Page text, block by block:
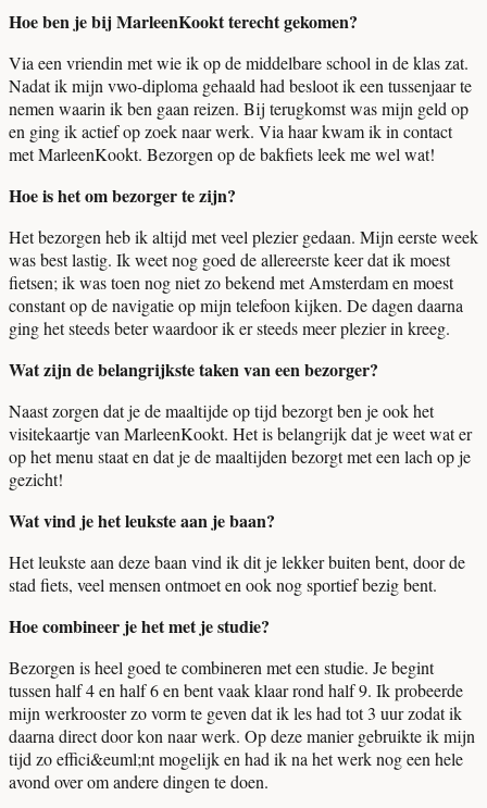
Hoe ben je bij MarleenKookt terecht gekomen?
Via een vriendin met wie ik op de middelbare school in de klas zat.
Nadat ik mijn vwo-diploma gehaald had besloot ik een tussenjaar te
nemen waarin ik ben gaan reizen. Bij terugkomst was mijn geld op
en ging ik actief op zoek naar werk. Via haar kwam ik in contact
met MarleenKookt. Bezorgen op de bakfiets leek me wel wat!
Hoe is het om bezorger te zijn?
Het bezorgen heb ik altijd met veel plezier gedaan. Mijn eerste week
was best lastig. Ik weet nog goed de allereerste keer dat ik moest
fietsen; ik was toen nog niet zo bekend met Amsterdam en moest
constant op de navigatie op mijn telefoon kijken. De dagen daarna
ging het steeds beter waardoor ik er steeds meer plezier in kreeg.
Wat zijn de belangrijkste taken van een bezorger?
Naast zorgen dat je de maaltijde op tijd bezorgt ben je ook het
visitekaartje van MarleenKookt. Het is belangrijk dat je weet wat er
op het menu staat en dat je de maaltijden bezorgt met een lach op je
gezicht!
Wat vind je het leukste aan je baan?
Het leukste aan deze baan vind ik dit je lekker buiten bent, door de
stad fiets, veel mensen ontmoet en ook nog sportief bezig bent.
Hoe combineer je het met je studie?
Bezorgen is heel goed te combineren met een studie. Je begint
tussen half 4 en half 6 en bent vaak klaar rond half 9. Ik probeerde
mijn werkrooster zo vorm te geven dat ik les had tot 3 uur zodat ik
daarna direct door kon naar werk. Op deze manier gebruikte ik mijn
tijd zo effici&euml;nt mogelijk en had ik na het werk nog een hele
avond over om andere dingen te doen.